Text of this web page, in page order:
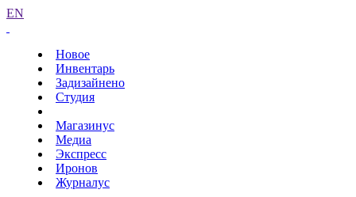
EN
Новое
Инвентарь
Задизайнено
Студия
Магазинус
Медиа
Экспресс
Иронов
Журналус